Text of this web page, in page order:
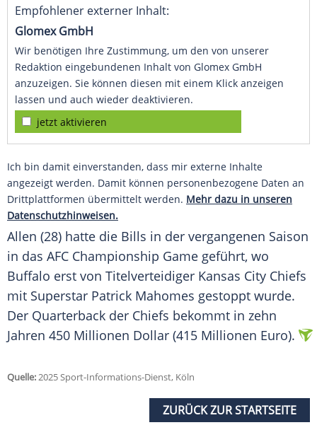
Empfohlener externer Inhalt:
Glomex GmbH
Wir benötigen Ihre Zustimmung, um den von unserer
Redaktion eingebundenen Inhalt von Glomex GmbH
anzuzeigen. Sie können diesen mit einem Klick anzeigen
lassen und auch wieder deaktivieren.
jetzt aktivieren
Ich bin damit einverstanden, dass mir externe Inhalte
angezeigt werden. Damit können personenbezogene Daten an
Drittplattformen übermittelt werden. Mehr dazu in unseren
Datenschutzhinweisen.
Allen (28) hatte die Bills in der vergangenen Saison
in das AFC Championship Game geführt, wo
Buffalo erst von Titelverteidiger Kansas City Chiefs
mit Superstar Patrick Mahomes gestoppt wurde.
Der Quarterback der Chiefs bekommt in zehn
Jahren 450 Millionen Dollar (415 Millionen Euro).
Quelle:2025 Sport-Informations-Dienst, Köln
ZURÜCK ZUR STARTSEITE